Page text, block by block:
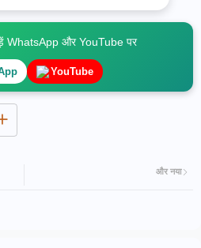
WhatsApp और YouTube पर
YouTube
और नया